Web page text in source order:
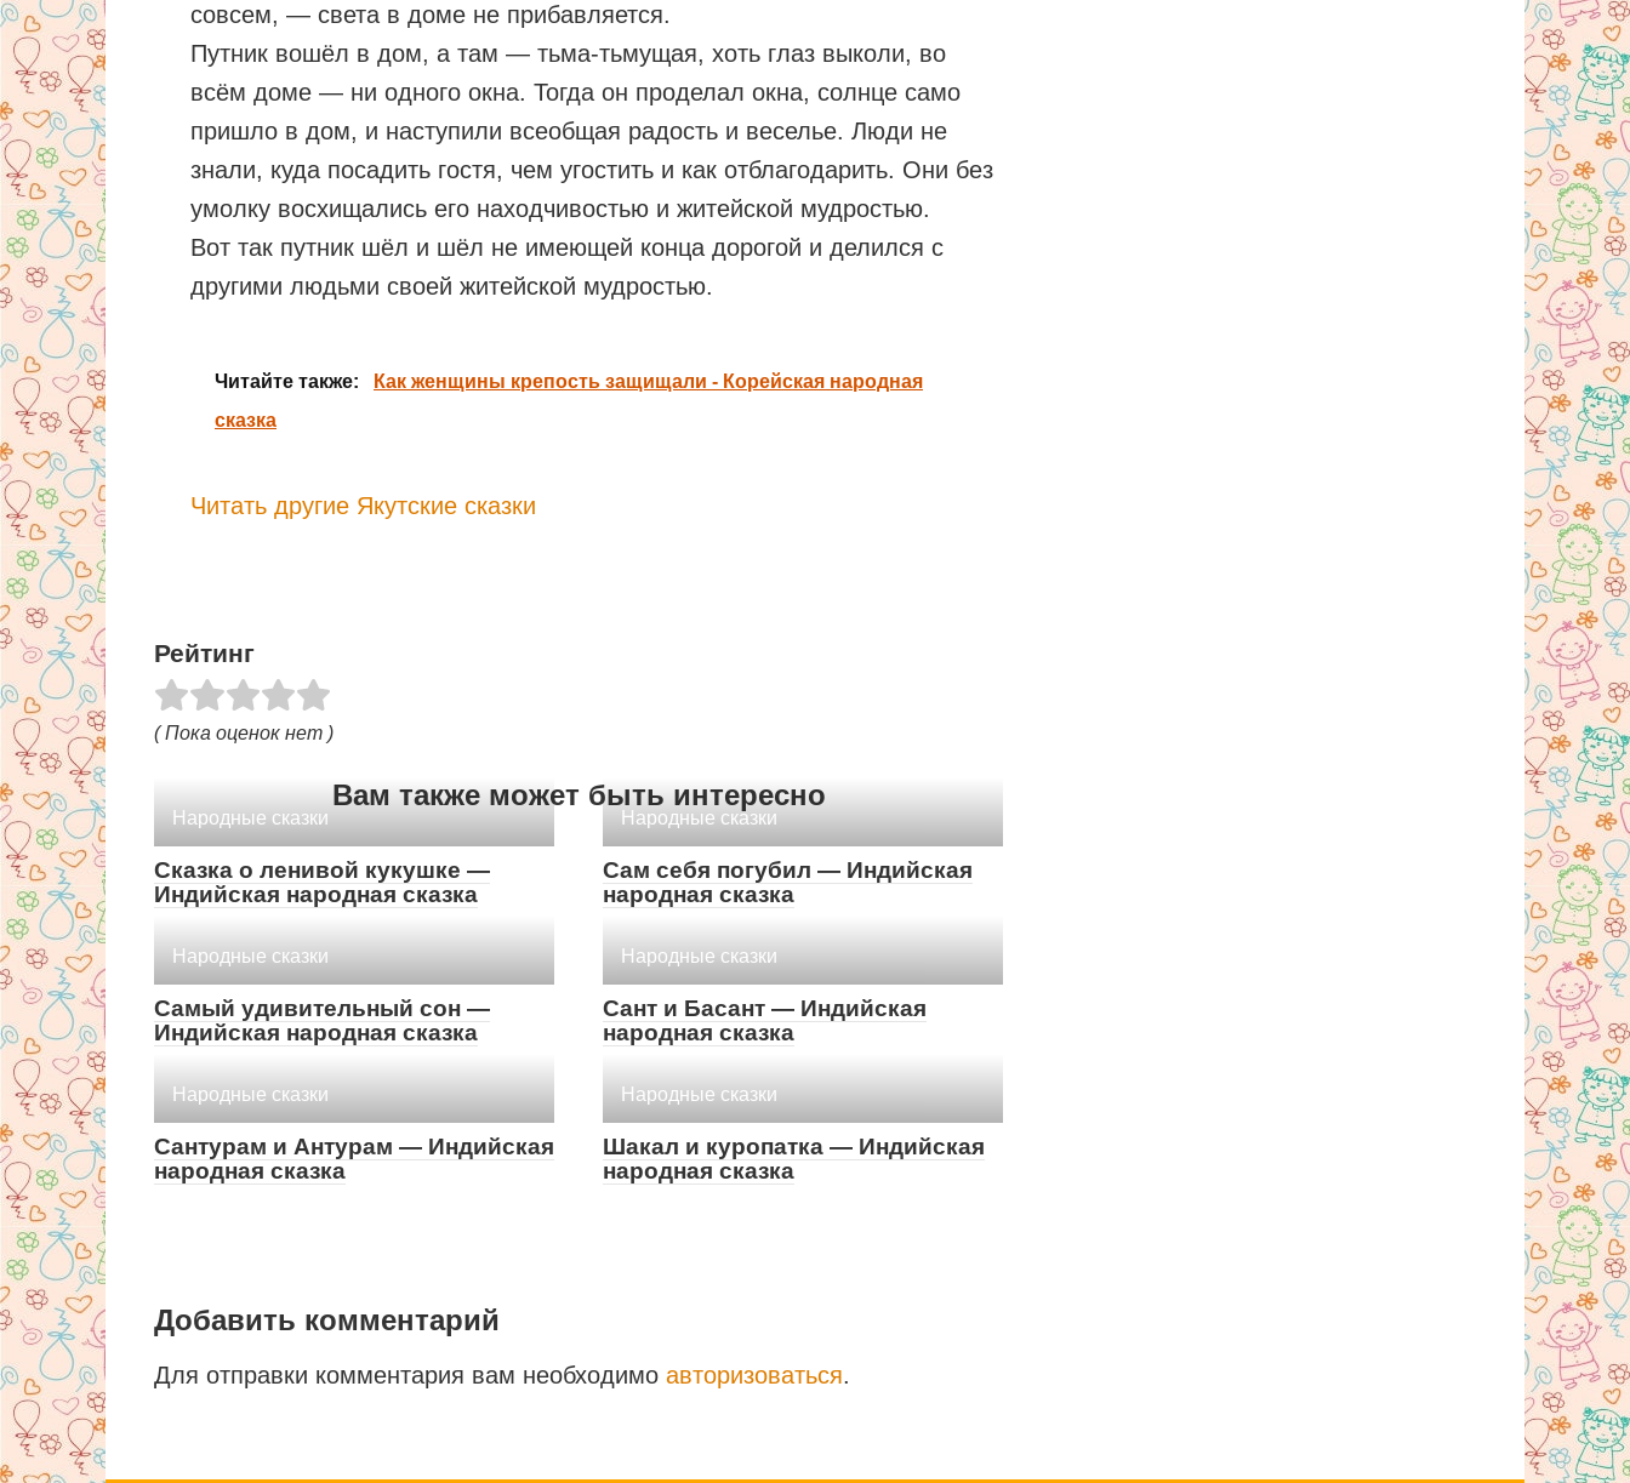
совсем, — света в доме не прибавляется.
Путник вошёл в дом, а там — тьма-тьмущая, хоть глаз выколи, во
всём доме — ни одного окна. Тогда он проделал окна, солнце само
пришло в дом, и наступили всеобщая радость и веселье. Люди не
знали, куда посадить гостя, чем угостить и как отблагодарить. Они без
умолку восхищались его находчивостью и житейской мудростью.
Вот так путник шёл и шёл не имеющей конца дорогой и делился с
другими людьми своей житейской мудростью.
Читайте также:
Как женщины крепость защищали - Корейская народная
сказка
Читать другие Якутские сказки
Рейтинг
( Пока оценок нет )
Вам также может быть интересно
Народные сказки
Сказка о ленивой кукушке —
Индийская народная сказка
Народные сказки
Сам себя погубил — Индийская
народная сказка
Народные сказки
Самый удивительный сон —
Индийская народная сказка
Народные сказки
Сант и Басант — Индийская
народная сказка
Народные сказки
Сантурам и Антурам — Индийская
народная сказка
Народные сказки
Шакал и куропатка — Индийская
народная сказка
Добавить комментарий
Для отправки комментария вам необходимо авторизоваться.